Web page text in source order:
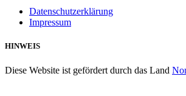
Datenschutzerklärung
Impressum
HINWEIS
Diese Website ist gefördert durch das Land